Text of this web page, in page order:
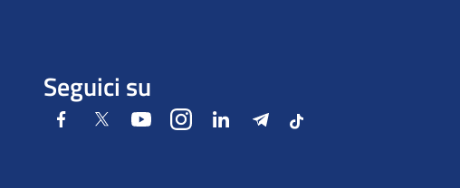
Seguici su
FacebookTwitter YoutubeInstagramLinkedIn Telegram
Tiktok